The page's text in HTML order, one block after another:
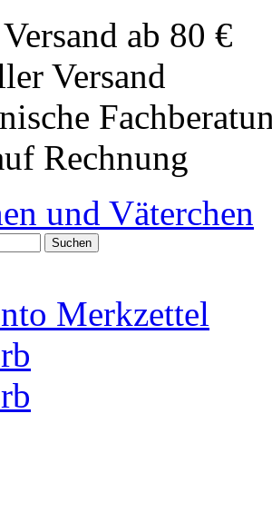
ab 80 €
Versand
Rechnung
und Väterchen
Merkzettel